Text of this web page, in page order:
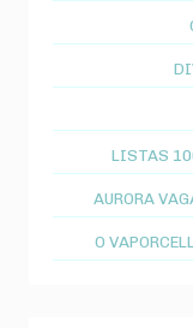
LISTAS
AURORA
O